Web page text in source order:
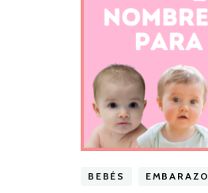
BEBÉS EMBARAZO